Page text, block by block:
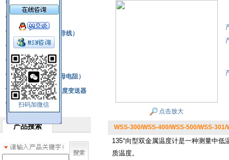
扫码加微信
热电偶
热电偶补偿电缆（导线）
振动传感器
热电阻
铂热电阻元件（云母电阻）
SBW系列一体化温度变送器
双金属温度计
产品搜索
点击放大
WSS-300/WSS-400/WSS-500/WSS-
135°向型双金属温度计是一种测量中低
质温度。